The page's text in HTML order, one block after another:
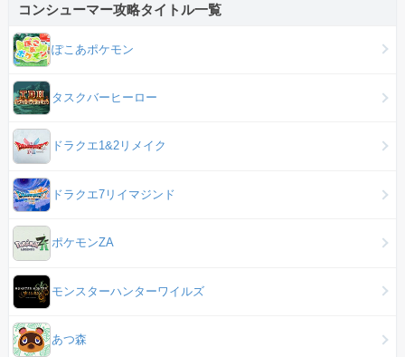
コンシューマー攻略タイトル一覧
ぽこあポケモン
タスクバーヒーロー
ドラクエ1&2リメイク
ドラクエ7リイマジンド
ポケモンZA
モンスターハンターワイルズ
あつ森